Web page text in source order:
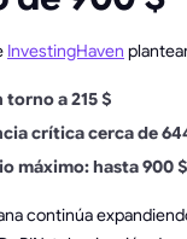
InvestingHaven
torno a 215 $
crítica cerca de
máximo: hasta 900
continúa